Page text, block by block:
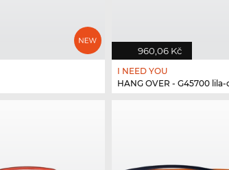
960,06 Kč
I NEED YOU
HANG OVER - G45700